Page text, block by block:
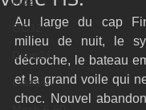
GC32
Diam24
Class40
Au large du cap
milieu de nuit, le
décroche, le bateau
et la grand voile qui
choc. Nouvel